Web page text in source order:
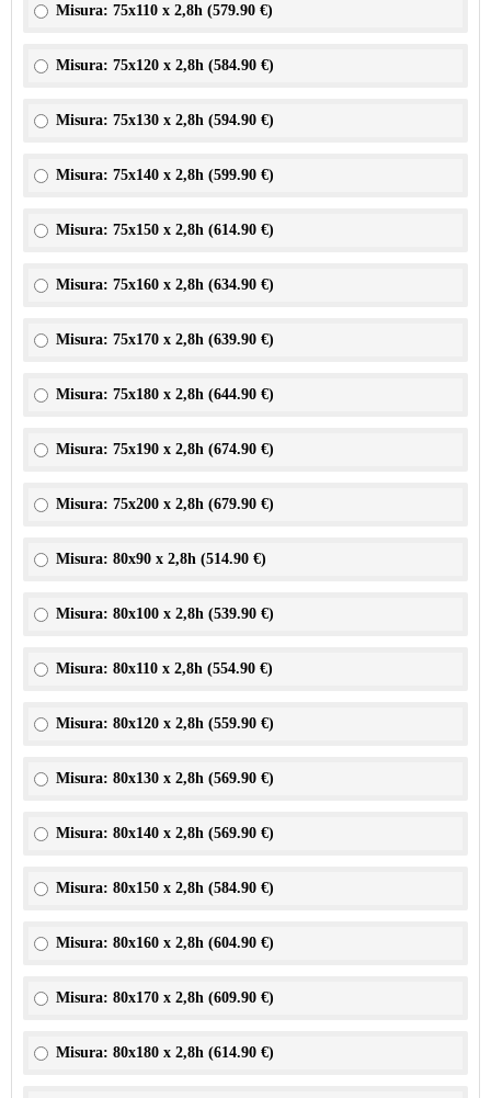
Misura: 75x110 x 2,8h (579.90 €)
Misura: 75x120 x 2,8h (584.90 €)
Misura: 75x130 x 2,8h (594.90 €)
Misura: 75x140 x 2,8h (599.90 €)
Misura: 75x150 x 2,8h (614.90 €)
Misura: 75x160 x 2,8h (634.90 €)
Misura: 75x170 x 2,8h (639.90 €)
Misura: 75x180 x 2,8h (644.90 €)
Misura: 75x190 x 2,8h (674.90 €)
Misura: 75x200 x 2,8h (679.90 €)
Misura: 80x90 x 2,8h (514.90 €)
Misura: 80x100 x 2,8h (539.90 €)
Misura: 80x110 x 2,8h (554.90 €)
Misura: 80x120 x 2,8h (559.90 €)
Misura: 80x130 x 2,8h (569.90 €)
Misura: 80x140 x 2,8h (569.90 €)
Misura: 80x150 x 2,8h (584.90 €)
Misura: 80x160 x 2,8h (604.90 €)
Misura: 80x170 x 2,8h (609.90 €)
Misura: 80x180 x 2,8h (614.90 €)